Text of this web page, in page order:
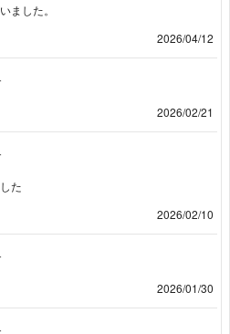
ました。
2026/04/12
2026/02/21
た
2026/02/10
2026/01/30